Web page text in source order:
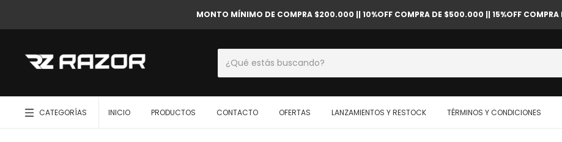
MONTO MÍNIMO DE COMPRA $200.000 || 10%OFF COMPRA DE $500.000 || 15%OFF
CATEGORÍAS INICIO PRODUCTOS CONTACTO OFERTAS LANZAMIENTOS Y RESTOCK TÉRMINOS Y CONDICIONES